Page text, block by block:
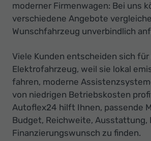
moderner Firmenwagen: Bei uns
verschiedene Angebote
Wunschfahrzeug unverbindlich
Viele Kunden entscheiden sich für
Elektrofahrzeug, weil sie lokal
fahren, moderne
von niedrigen Betriebskosten
Autoflex24 hilft Ihnen, passende
Budget, Reichweite, Ausstattung,
Finanzierungswunsch zu finden.